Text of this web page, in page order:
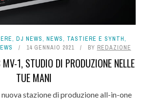
, DJ NEWS, NEWS, TASTIERE E SYNTH,
14 GENNAIO 2021 BY REDAZIONE
MV-1, STUDIO DI PRODUZIONE NELLE
TUE MANI
stazione di produzione all-in-one